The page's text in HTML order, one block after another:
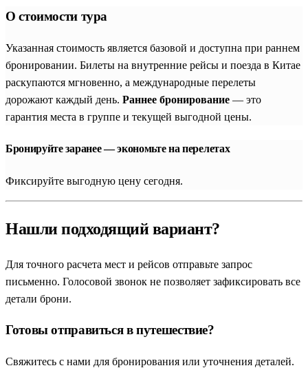
О стоимости тура
Указанная стоимость является базовой и доступна при раннем
бронировании. Билеты на внутренние рейсы и поезда в Китае
раскупаются мгновенно, а международные перелеты
дорожают каждый день. Раннее бронирование — это
гарантия места в группе и текущей выгодной цены.
Бронируйте заранее — экономьте на перелетах
Фиксируйте выгодную цену сегодня.
Нашли подходящий вариант?
Для точного расчета мест и рейсов отправьте запрос
письменно. Голосовой звонок не позволяет зафиксировать все
детали брони.
Готовы отправиться в путешествие?
Свяжитесь с нами для бронирования или уточнения деталей.